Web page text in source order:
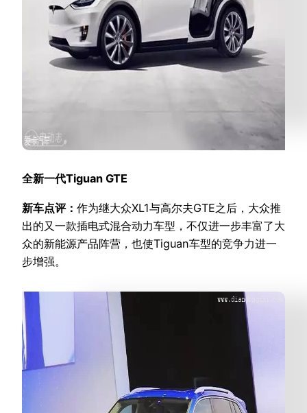
全新一代Tiguan GTE
新车点评： 作为继大众XL1与高尔夫GTE之后，大众推
出的又一款插电式混合动力车型，不仅进一步丰富了大
众的新能源产品阵营，也使Tiguan车型的竞争力进一
步增强。